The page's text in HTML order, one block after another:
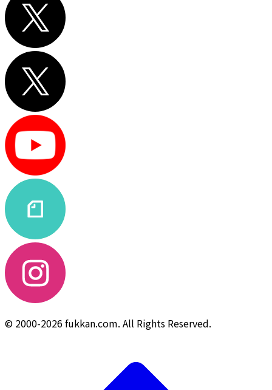
© 2000-2026 fukkan.com. All Rights Reserved.